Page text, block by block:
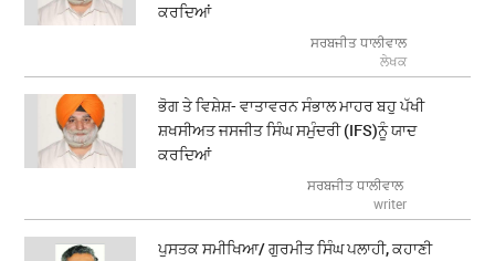
ਕਰਦਿਆਂ
ਸਰਬਜੀਤ ਧਾਲੀਵਾਲ
ਲੇਖਕ
ਭੋਗ ਤੇ ਵਿਸ਼ੇਸ਼- ਵਾਤਾਵਰਨ ਸੰਭਾਲ ਮਾਹਰ ਬਹੁ ਪੱਖੀ
ਸ਼ਖਸੀਅਤ ਜਸਜੀਤ ਸਿੰਘ ਸਮੁੰਦਰੀ (IFS)ਨੂੰ ਯਾਦ
ਕਰਦਿਆਂ
ਸਰਬਜੀਤ ਧਾਲੀਵਾਲ
writer
ਪੁਸਤਕ ਸਮੀਖਿਆ/ ਗੁਰਮੀਤ ਸਿੰਘ ਪਲਾਹੀ, ਕਹਾਣੀ